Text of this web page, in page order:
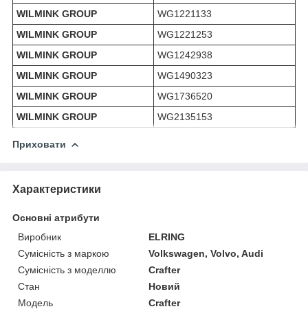
WILMINK GROUP
WG1221133
WILMINK GROUP
WG1221253
WILMINK GROUP
WG1242938
WILMINK GROUP
WG1490323
WILMINK GROUP
WG1736520
WILMINK GROUP
WG2135153
Приховати
Характеристики
Основні атрибути
Виробник
ELRING
Сумісність з маркою
Volkswagen, Volvo, Audi
Сумісність з моделлю
Crafter
Стан
Новий
Модель
Crafter